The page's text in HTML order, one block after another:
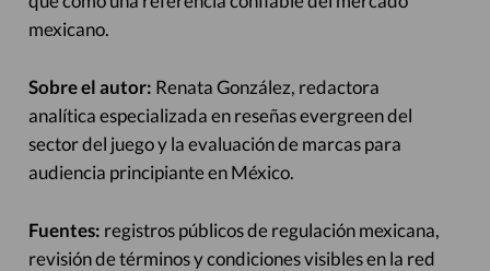
mexicano.
Sobre el autor: Renata González, redactora
analítica especializada en reseñas evergreen del
sector del juego y la evaluación de marcas para
audiencia principiante en México.
Fuentes: registros públicos de regulación mexicana,
revisión de términos y condiciones visibles en la red